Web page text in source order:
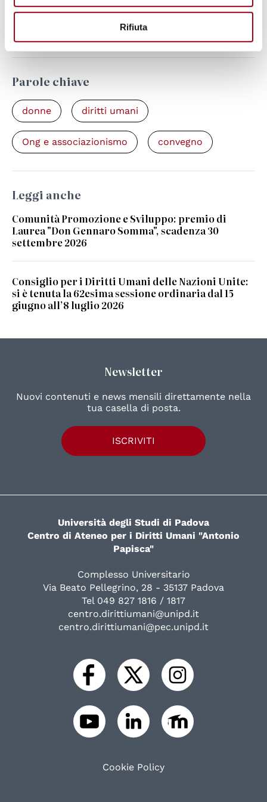
Rifiuta
Associazione Laima
Parole chiave
donne diritti umani
Ong e associazionismo convegno
Leggi anche
Comunità Promozione e Sviluppo: premio di
Laurea "Don Gennaro Somma", scadenza 30
settembre 2026
Consiglio per i Diritti Umani delle Nazioni Unite:
si è tenuta la 62esima sessione ordinaria dal 15
giugno all’8 luglio 2026
Newsletter
Nuovi contenuti e news mensili direttamente nella
tua casella di posta.
ISCRIVITI
Università degli Studi di Padova
Centro di Ateneo per i Diritti Umani "Antonio
Papisca"
Complesso Universitario
Via Beato Pellegrino, 28 - 35137 Padova
Tel 049 827 1816 / 1817
centro.dirittiumani@unipd.it
centro.dirittiumani@pec.unipd.it
Cookie Policy